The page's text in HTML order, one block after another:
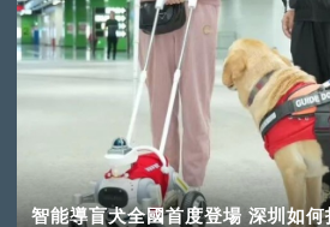
智能導盲犬全國首度登場 深圳如